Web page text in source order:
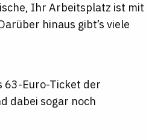
Ihr Arbeitsplatz ist mit
hinaus gibt’s viele
63-Euro-Ticket der
dabei sogar noch